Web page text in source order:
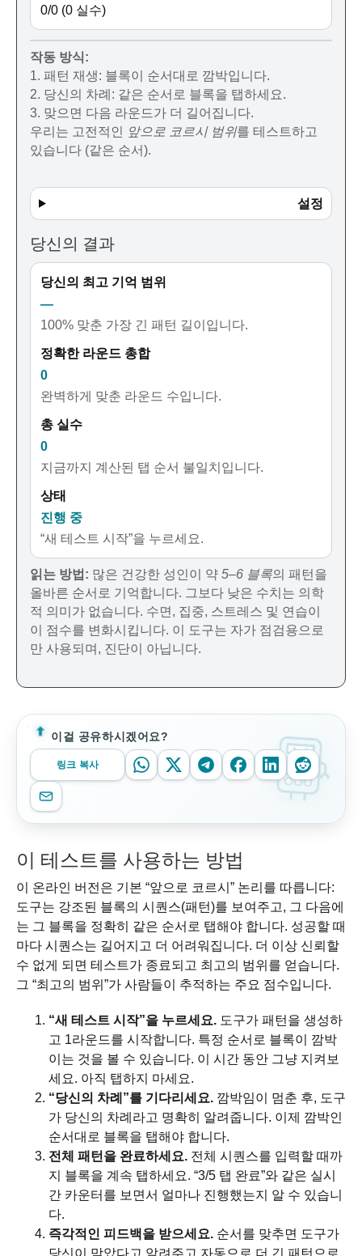
0/0 (0 실수)
작동 방식:
1. 패턴 재생: 블록이 순서대로 깜박입니다.
2. 당신의 차례: 같은 순서로 블록을 탭하세요.
3. 맞으면 다음 라운드가 더 길어집니다.
우리는 고전적인
앞으로 코르시 범위를 테스트하고
있습니다 (같은 순서).
설정
당신의 결과
당신의 최고 기억 범위
—
100% 맞춘 가장 긴 패턴 길이입니다.
정확한 라운드 총합
0
완벽하게 맞춘 라운드 수입니다.
총 실수
0
지금까지 계산된 탭 순서 불일치입니다.
상태
진행 중
“새 테스트 시작”을 누르세요.
읽는 방법: 많은 건강한 성인이 약 5–6 블록의 패턴을
올바른 순서로 기억합니다. 그보다 낮은 수치는 의학
적 의미가 없습니다. 수면, 집중, 스트레스 및 연습이
이 점수를 변화시킵니다. 이 도구는 자가 점검용으로
만 사용되며, 진단이 아닙니다.
이걸 공유하시겠어요?
링크 복사
이 테스트를 사용하는 방법
이 온라인 버전은 기본 “앞으로 코르시” 논리를 따릅니다:
도구는 강조된 블록의 시퀀스(패턴)를 보여주고, 그 다음에
는 그 블록을 정확히 같은 순서로 탭해야 합니다. 성공할 때
마다 시퀀스는 길어지고 더 어려워집니다. 더 이상 신뢰할
수 없게 되면 테스트가 종료되고 최고의 범위를 얻습니다.
그 “최고의 범위”가 사람들이 추적하는 주요 점수입니다.
“새 테스트 시작”을 누르세요. 도구가 패턴을 생성하
고 1라운드를 시작합니다. 특정 순서로 블록이 깜박
이는 것을 볼 수 있습니다. 이 시간 동안 그냥 지켜보
세요. 아직 탭하지 마세요.
“당신의 차례”를 기다리세요. 깜박임이 멈춘 후, 도구
가 당신의 차례라고 명확히 알려줍니다. 이제 깜박인
순서대로 블록을 탭해야 합니다.
전체 패턴을 완료하세요. 전체 시퀀스를 입력할 때까
지 블록을 계속 탭하세요. “3/5 탭 완료”와 같은 실시
간 카운터를 보면서 얼마나 진행했는지 알 수 있습니
다.
즉각적인 피드백을 받으세요. 순서를 맞추면 도구가